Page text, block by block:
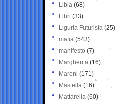
Libia (68)
Libri (33)
Liguria Futurista (25)
mafia (543)
manifesto (7)
Margherita (16)
Maroni (171)
Mastella (16)
Mattarella (60)